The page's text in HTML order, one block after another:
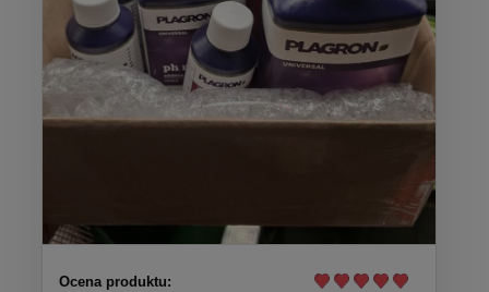
Ocena produktu: